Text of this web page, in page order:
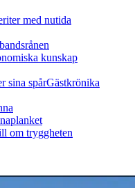
med nutida
kunskap
sina spårGästkrönika
planket
om tryggheten